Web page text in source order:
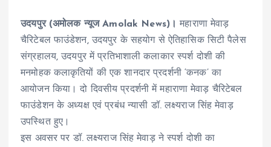
उदयपुर (अमोलक न्यूज Amolak News)।महाराणा मेवाड़
चैरिटेबल फाउंडेशन, उदयपुर के सहयोग से ऐतिहासिक सिटी पैलेस
संग्रहालय, उदयपुर में प्रतिभाशाली कलाकार स्पर्श दोशी की
मनमोहक कलाकृतियों की एक शानदार प्रदर्शनी ‘कनक’ का
आयोजन किया। दो दिवसीय प्रदर्शनी में महाराणा मेवाड़ चैरिटेबल
फाउंडेशन के अध्यक्ष एवं प्रबंध न्यासी डॉ. लक्ष्यराज सिंह मेवाड़
उपस्थित हुए।
इस अवसर पर डॉ. लक्ष्यराज सिंह मेवाड़ ने स्पर्श दोशी का